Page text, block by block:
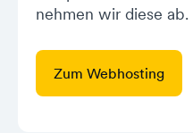
nehmen wir diese ab.
Zum Webhosting